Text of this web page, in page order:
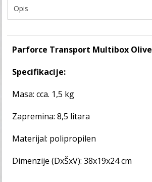
Parforce Transport Multibox Olive
Specifikacije:
Masa: cca. 1,5 kg
Zapremina: 8,5 litara
Materijal: polipropilen
Dimenzije (DxŠxV): 38x19x24 cm